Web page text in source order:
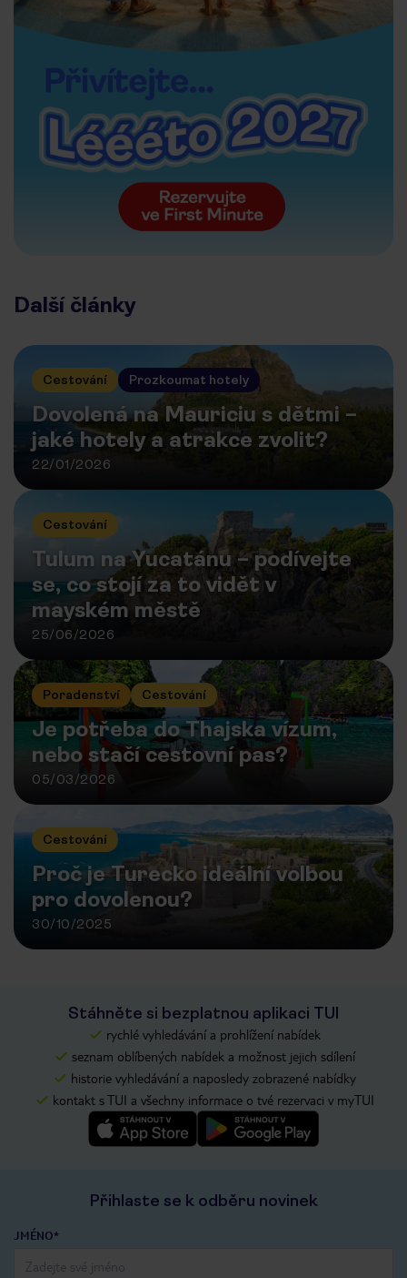
Další články
Cestování Prozkoumat hotely
Dovolená na Mauriciu s dětmi –
jaké hotely a atrakce zvolit?
22/01/2026
Cestování
Tulum na Yucatánu – podívejte
se, co stojí za to vidět v
mayském městě
25/06/2026
Poradenství Cestování
Je potřeba do Thajska vízum,
nebo stačí cestovní pas?
05/03/2026
Cestování
Proč je Turecko ideální volbou
pro dovolenou?
30/10/2025
Stáhněte si bezplatnou aplikaci TUI
rychlé vyhledávání a prohlížení nabídek
seznam oblíbených nabídek a možnost jejich sdílení
historie vyhledávání a naposledy zobrazené nabídky
kontakt s TUI a všechny informace o tvé rezervaci v myTUI
Přihlaste se k odběru novinek
JMÉNO*